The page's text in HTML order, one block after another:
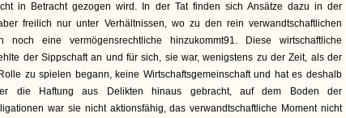
in Betracht gezogen wird. In der Tat finden sich Ansätze dazu in der
freilich nur unter Verhältnissen, wo zu den rein verwandtschaftlichen
noch eine vermögensrechtliche hinzukommt91. Diese wirtschaftliche
der Sippschaft an und für sich, sie war, wenigstens zu der Zeit, als der
zu spielen begann, keine Wirtschaftsgemeinschaft und hat es deshalb
die Haftung aus Delikten hinaus gebracht, auf dem Boden der
war sie nicht aktionsfähig, das verwandtschaftliche Moment nicht